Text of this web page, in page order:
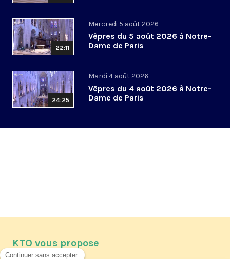
22:11
Mercredi 5 août 2026
Vêpres du 5 août 2026 à Notre-
Dame de Paris
24:25
Mardi 4 août 2026
Vêpres du 4 août 2026 à Notre-
Dame de Paris
KTO vous propose